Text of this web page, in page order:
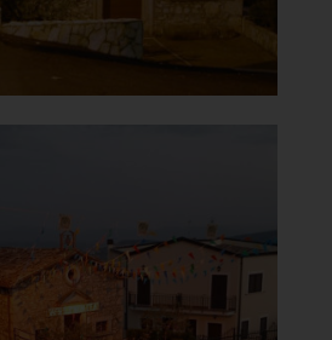
Carmine
in notturna